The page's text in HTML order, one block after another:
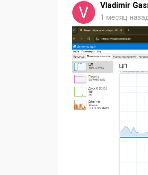
Vladimir
1 месяц